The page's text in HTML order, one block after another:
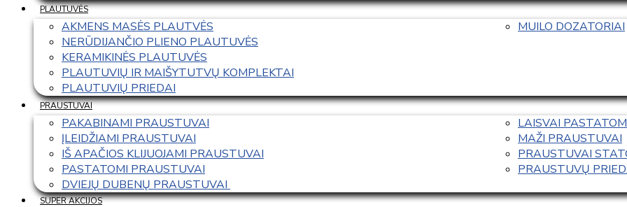
PLAUTUVĖS
AKMENS MASĖS PLAUTVĖS
NERŪDIJANČIO PLIENO PLAUTUVĖS
KERAMIKINĖS PLAUTUVĖS
PLAUTUVIŲ IR MAIŠYTUTVŲ KOMPLEKTAI
PLAUTUVIŲ PRIEDAI
MUILO DOZATORIAI
PRAUSTUVAI
PAKABINAMI PRAUSTUVAI
ĮLEIDŽIAMI PRAUSTUVAI
IŠ APAČIOS KLIJUOJAMI PRAUSTUVAI
PASTATOMI PRAUSTUVAI
DVIEJŲ DUBENŲ PRAUSTUVAI
LAISVAI
MAŽI PRAUSTUVAI
PRAUSTUVAI
PRAUSTUVŲ
SUPER AKCIJOS